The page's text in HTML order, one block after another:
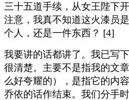
三十五道手续，从女王陛下
注意，我真不知道这火漆员
个人，还是一件东西？ [4]
我要讲的话都讲了。我已写
很清楚。主要不是指我的文
么好夸耀的），是指它的内
乔依的话作结束。我们分手